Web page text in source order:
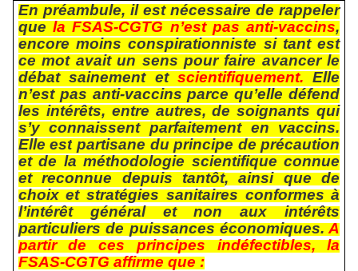
En préambule, il est nécessaire de rappeler
quela FSAS-CGTG n’est pas anti-vaccins,
encore moins conspirationniste si tant est
ce mot avait un sens pour faire avancer le
débat sainement etscientifiquement.Elle
n’est pas anti-vaccins parce qu’elle défend
les intérêts, entre autres, de soignants qui
s’y connaissent parfaitement en vaccins.
Elle estpartisane du principe de précaution
et de la méthodologie scientifique connue
et reconnue depuis tantôt, ainsi que de
choix et stratégies sanitaires conformes à
l’intérêt général et non aux intérêts
particuliers de puissances économiques.A
partir de ces principes indéfectibles, la
FSAS-CGTG affirme que :